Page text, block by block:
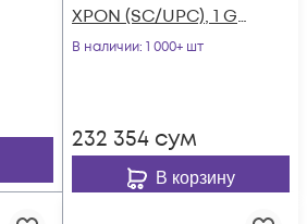
XPON (SC/UPC), 1 GE,
пластиковый
В наличии: 1 000+ шт
232 354 сум
В корзину